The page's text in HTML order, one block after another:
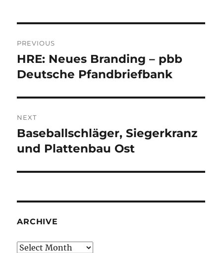
navigation
PREVIOUS
Previous
post:
HRE: Neues Branding – pbb
Deutsche Pfandbriefbank
NEXT
Next
post:
Baseballschläger, Siegerkranz
und Plattenbau Ost
ARCHIVE
Archive